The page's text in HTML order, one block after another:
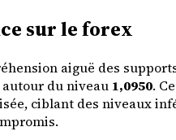
sur le forex
aiguë des
autour du niveau 1,0950.
ciblant des niveaux